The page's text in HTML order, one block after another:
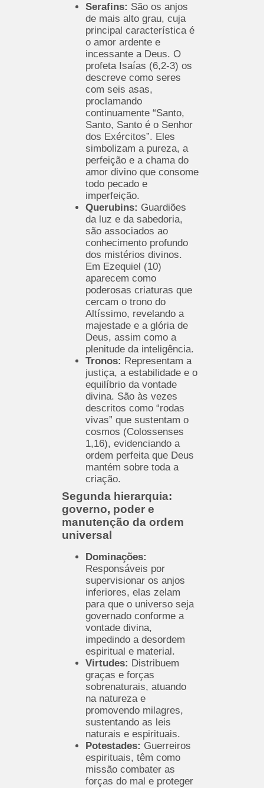
Serafins: São os anjos
de mais alto grau, cuja
principal característica é
o amor ardente e
incessante a Deus. O
profeta Isaías (6,2-3) os
descreve como seres
com seis asas,
proclamando
continuamente “Santo,
Santo, Santo é o Senhor
dos Exércitos”. Eles
simbolizam a pureza, a
perfeição e a chama do
amor divino que consome
todo pecado e
imperfeição.
Querubins: Guardiões
da luz e da sabedoria,
são associados ao
conhecimento profundo
dos mistérios divinos.
Em Ezequiel (10)
aparecem como
poderosas criaturas que
cercam o trono do
Altíssimo, revelando a
majestade e a glória de
Deus, assim como a
plenitude da inteligência.
Tronos: Representam a
justiça, a estabilidade e o
equilíbrio da vontade
divina. São às vezes
descritos como “rodas
vivas” que sustentam o
cosmos (Colossenses
1,16), evidenciando a
ordem perfeita que Deus
mantém sobre toda a
criação.
Segunda hierarquia:
governo, poder e
manutenção da ordem
universal
Dominações:
Responsáveis por
supervisionar os anjos
inferiores, elas zelam
para que o universo seja
governado conforme a
vontade divina,
impedindo a desordem
espiritual e material.
Virtudes: Distribuem
graças e forças
sobrenaturais, atuando
na natureza e
promovendo milagres,
sustentando as leis
naturais e espirituais.
Potestades: Guerreiros
espirituais, têm como
missão combater as
forças do mal e proteger